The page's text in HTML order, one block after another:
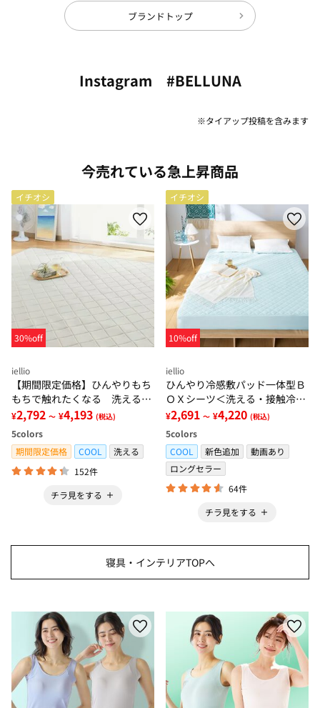
ブランドトップ
Instagram #BELLUNA
※タイアップ投稿を含みます
今売れている急上昇商品
イチオシ
30%off
iellio
【期間限定価格】ひんやりもち
もちで触れたくなる 洗えるラ
グ＜低反発・滑りにくい・接触
冷感・防ダニ・カーペット＞
¥2,792 ～ ¥4,193 (税込)
5colors
期間限定価格
COOL
洗える
152件
チラ見をする
イチオシ
10%off
iellio
ひんやり冷感敷パッド一体型Ｂ
ＯＸシーツ＜洗える・接触冷
感・抗菌防臭・時短・家事楽・
ボックスシーツ・寝苦しさ対策
＞
¥2,691 ～ ¥4,220 (税込)
5colors
COOL
新色追加
動画あり
ロングセラー
64件
チラ見をする
寝具・インテリアTOPへ